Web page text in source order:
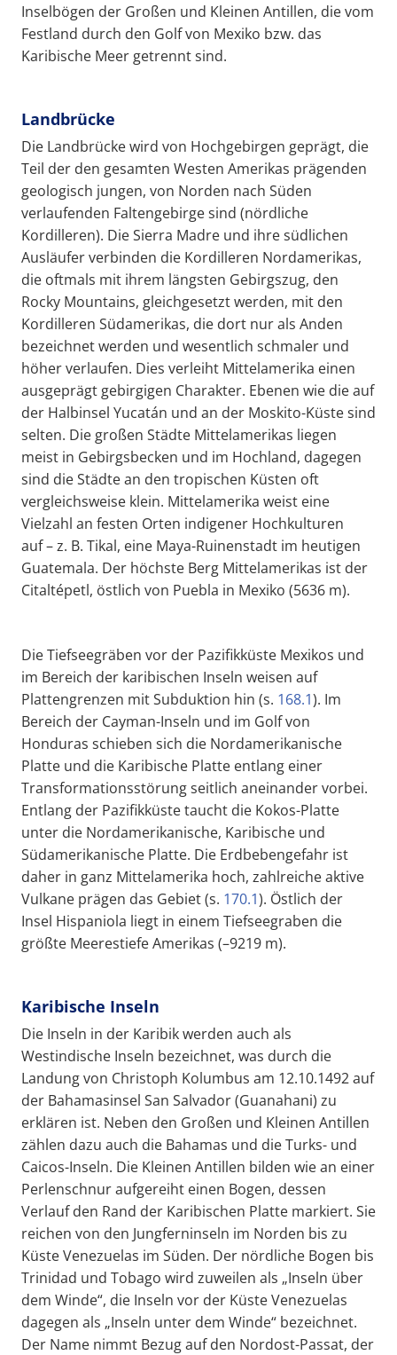
Inselbögen der Großen und Kleinen Antillen, die vom
Festland durch den Golf von Mexiko bzw. das
Karibische Meer getrennt sind.
Landbrücke
Die Landbrücke wird von Hochgebirgen geprägt, die
Teil der den gesamten Westen Amerikas prägenden
geologisch jungen, von Norden nach Süden
verlaufenden Faltengebirge sind (nördliche
Kordilleren). Die Sierra Madre und ihre südlichen
Ausläufer verbinden die Kordilleren Nordamerikas,
die oftmals mit ihrem längsten Gebirgszug, den
Rocky Mountains, gleichgesetzt werden, mit den
Kordilleren Südamerikas, die dort nur als Anden
bezeichnet werden und wesentlich schmaler und
höher verlaufen. Dies verleiht Mittelamerika einen
ausgeprägt gebirgigen Charakter. Ebenen wie die auf
der Halbinsel Yucatán und an der Moskito-Küste sind
selten. Die großen Städte Mittelamerikas liegen
meist in Gebirgsbecken und im Hochland, dagegen
sind die Städte an den tropischen Küsten oft
vergleichsweise klein. Mittelamerika weist eine
Vielzahl an festen Orten indigener Hochkulturen
auf – z. B. Tikal, eine Maya-Ruinenstadt im heutigen
Guatemala. Der höchste Berg Mittelamerikas ist der
Citaltépetl, östlich von Puebla in Mexiko (5636 m).
Die Tiefseegräben vor der Pazifikküste Mexikos und
im Bereich der karibischen Inseln weisen auf
Plattengrenzen mit Subduktion hin (s. 168.1). Im
Bereich der Cayman-Inseln und im Golf von
Honduras schieben sich die Nordamerikanische
Platte und die Karibische Platte entlang einer
Transformationsstörung seitlich aneinander vorbei.
Entlang der Pazifikküste taucht die Kokos-Platte
unter die Nordamerikanische, Karibische und
Südamerikanische Platte. Die Erdbebengefahr ist
daher in ganz Mittelamerika hoch, zahlreiche aktive
Vulkane prägen das Gebiet (s. 170.1). Östlich der
Insel Hispaniola liegt in einem Tiefseegraben die
größte Meerestiefe Amerikas (–9219 m).
Karibische Inseln
Die Inseln in der Karibik werden auch als
Westindische Inseln bezeichnet, was durch die
Landung von Christoph Kolumbus am 12.10.1492 auf
der Bahamasinsel San Salvador (Guanahani) zu
erklären ist. Neben den Großen und Kleinen Antillen
zählen dazu auch die Bahamas und die Turks- und
Caicos-Inseln. Die Kleinen Antillen bilden wie an einer
Perlenschnur aufgereiht einen Bogen, dessen
Verlauf den Rand der Karibischen Platte markiert. Sie
reichen von den Jungferninseln im Norden bis zu
Küste Venezuelas im Süden. Der nördliche Bogen bis
Trinidad und Tobago wird zuweilen als „Inseln über
dem Winde“, die Inseln vor der Küste Venezuelas
dagegen als „Inseln unter dem Winde“ bezeichnet.
Der Name nimmt Bezug auf den Nordost-Passat, der